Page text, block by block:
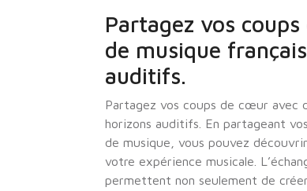
Partagez vos
de musique
auditifs.
Partagez vos coups de cœur avec
horizons auditifs. En partageant
de musique, vous pouvez
votre expérience musicale.
permettent non seulement de créer